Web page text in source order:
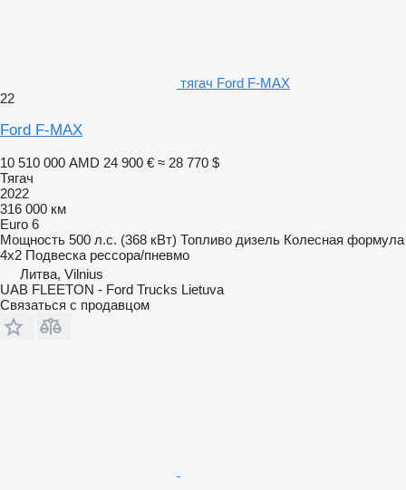
тягач Ford F-MAX
22
Ford F-MAX
10 510 000 AMD 24 900 € ≈ 28 770 $
Тягач
2022
316 000 км
Euro 6
Мощность 500 л.с. (368 кВт) Топливо дизель Колесная формула
4x2 Подвеска рессора/пневмо
Литва, Vilnius
UAB FLEETON - Ford Trucks Lietuva
Связаться с продавцом